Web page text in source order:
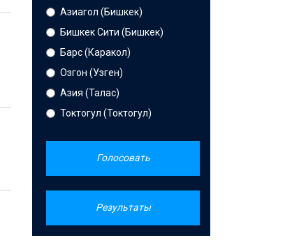
Азиагол (Бишкек)
Бишкек Сити (Бишкек)
Барс (Каракол)
Озгон (Узген)
Азия (Талас)
Токтогул (Токтогул)
Голосовать
Результаты